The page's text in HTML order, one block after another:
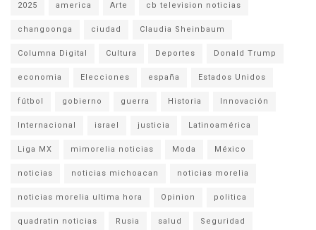
2025 america Arte cb television noticias
changoonga ciudad Claudia Sheinbaum
Columna Digital Cultura Deportes Donald Trump
economia Elecciones españa Estados Unidos
fútbol gobierno guerra Historia Innovación
Internacional israel justicia Latinoamérica
Liga MX mimorelia noticias Moda México
noticias noticias michoacan noticias morelia
noticias morelia ultima hora Opinion politica
quadratin noticias Rusia salud Seguridad